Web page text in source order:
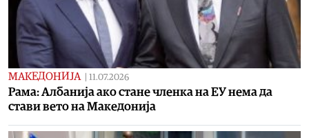
МАКЕДОНИЈА 11.07.2026
Рама: Албанија ако стане членка на ЕУ нема да
стави вето на Македонија